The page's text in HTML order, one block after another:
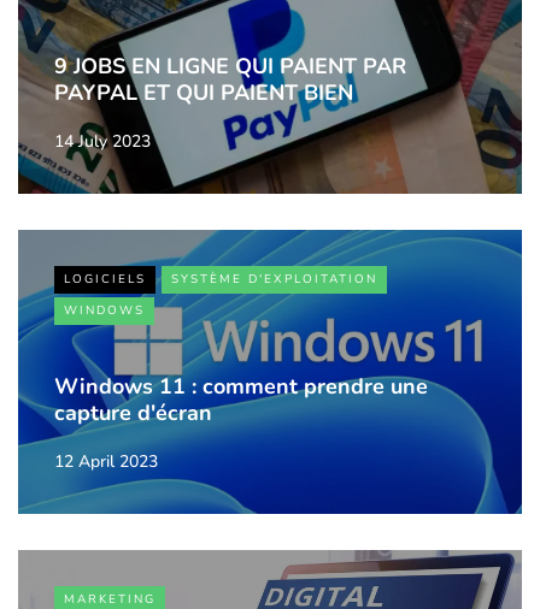
9 JOBS EN LIGNE QUI PAIENT PAR
PAYPAL ET QUI PAIENT BIEN
14 July 2023
LOGICIELS
SYSTÈME D'EXPLOITATION
WINDOWS
Windows 11 : comment prendre une
capture d'écran
12 April 2023
MARKETING